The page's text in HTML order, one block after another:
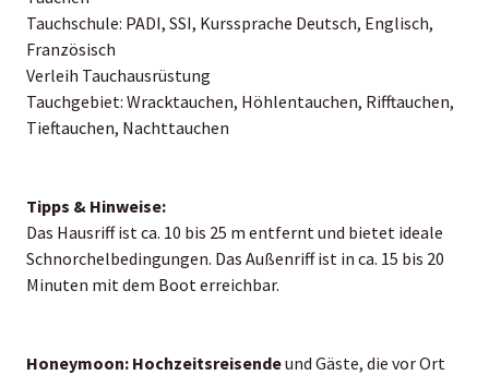
Tauchschule: PADI, SSI, Kurssprache Deutsch, Englisch,
Französisch
Verleih Tauchausrüstung
Tauchgebiet: Wracktauchen, Höhlentauchen, Rifftauchen,
Tieftauchen, Nachttauchen
Tipps & Hinweise:
Das Hausriff ist ca. 10 bis 25 m entfernt und bietet ideale
Schnorchelbedingungen. Das Außenriff ist in ca. 15 bis 20
Minuten mit dem Boot erreichbar.
Honeymoon: Hochzeitsreisendeund Gäste, die vor Ort